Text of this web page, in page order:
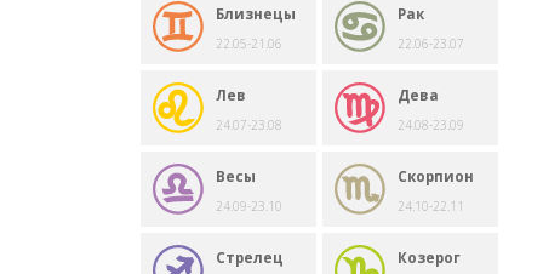
Близнецы
22.05-21.06
Рак
22.06-23.07
Лев
24.07-23.08
Дева
24.08-23.09
Весы
24.09-23.10
Скорпион
24.10-22.11
Стрелец Козерог